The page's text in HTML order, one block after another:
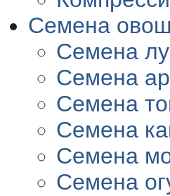
Семена
Семена
Семена
Семена
Семена
Семена
Семена